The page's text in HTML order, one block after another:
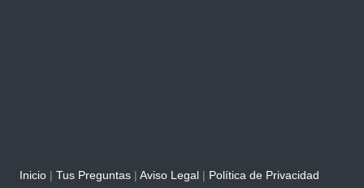
Inicio Tus Preguntas Aviso Legal Política de Privacidad